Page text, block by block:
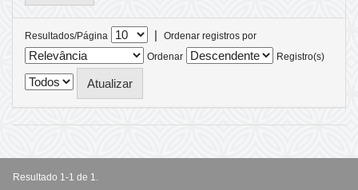
Resultados/Página |
Ordenar registros por
Ordenar
Registro(s)
Resultado 1-1 de 1.